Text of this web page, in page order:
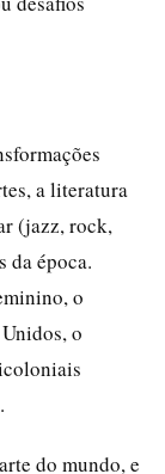
a literatura
(jazz, rock,
da época.
o
o
do mundo, e